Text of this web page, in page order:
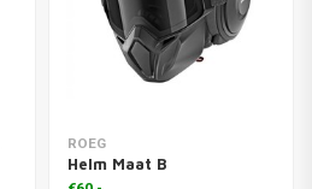
ROEG
Helm Maat B